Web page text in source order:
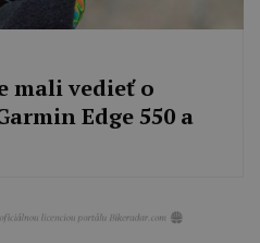
mali vedieť o
Edge 550 a